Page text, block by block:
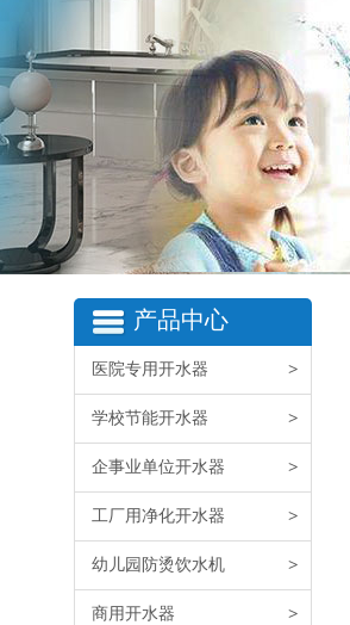
产品中心
医院专用开水器 >
学校节能开水器 >
企事业单位开水器 >
工厂用净化开水器 >
幼儿园防烫饮水机 >
商用开水器 >